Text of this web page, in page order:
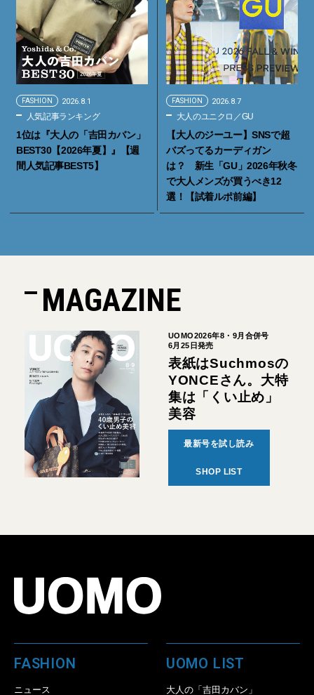
FASHION 2026.8.1
人気記事ランキング
1位は『大人の「吉田カバン」
BEST30【2026年夏】』【週
間人気記事BEST5】
FASHION 2026.8.7
大人のユニクロ／GU
【大人のジーユー】SNSで超
バズってるカーディガン
は？ 新生「GU」2026年秋冬
で大人メンズが買うべき12
選！【試着ルポ前編】
MAGAZINE
UOMO2026年8・9月合併号
6月25日発売
表紙はSuchmosの
YONCEさん。大特
集は「くい止め」
美容
最新号を試し読み
SHOP LIST
FASHION
ニュース
UOMO LIST
大人の「吉田カバン」